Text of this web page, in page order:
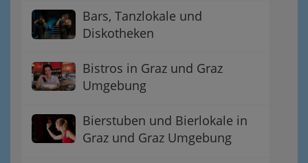
Bars, Tanzlokale und
Diskotheken
Bistros in Graz und Graz
Umgebung
Bierstuben und Bierlokale in
Graz und Graz Umgebung